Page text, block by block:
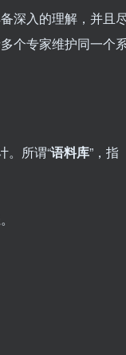
深入的理解，并且
个专家维护同一个
。所谓“语料库”，指